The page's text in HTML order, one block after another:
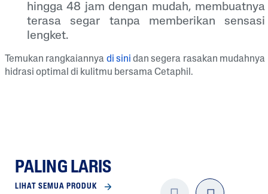
hingga 48 jam dengan mudah, membuatnya
terasa segar tanpa memberikan sensasi
lengket.
Temukan rangkaiannya di sini dan segera rasakan mudahnya
hidrasi optimal di kulitmu bersama Cetaphil.
PALING LARIS
LIHAT SEMUA PRODUK